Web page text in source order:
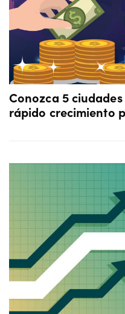
Conozca 5
rápido crecimiento